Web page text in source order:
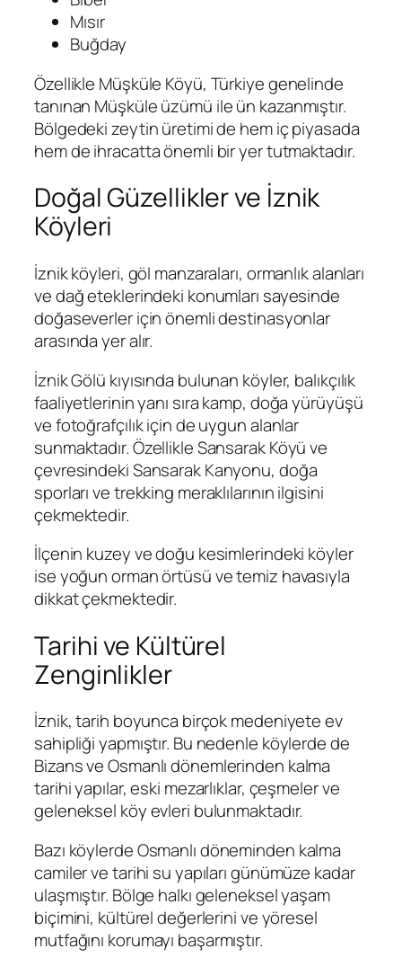
Mısır
Buğday
Özellikle Müşküle Köyü, Türkiye genelinde
tanınan Müşküle üzümü ile ün kazanmıştır.
Bölgedeki zeytin üretimi de hem iç piyasada
hem de ihracatta önemli bir yer tutmaktadır.
Doğal Güzellikler ve İznik
Köyleri
İznik köyleri, göl manzaraları, ormanlık alanları
ve dağ eteklerindeki konumları sayesinde
doğaseverler için önemli destinasyonlar
arasında yer alır.
İznik Gölü kıyısında bulunan köyler, balıkçılık
faaliyetlerinin yanı sıra kamp, doğa yürüyüşü
ve fotoğrafçılık için de uygun alanlar
sunmaktadır. Özellikle Sansarak Köyü ve
çevresindeki Sansarak Kanyonu, doğa
sporları ve trekking meraklılarının ilgisini
çekmektedir.
İlçenin kuzey ve doğu kesimlerindeki köyler
ise yoğun orman örtüsü ve temiz havasıyla
dikkat çekmektedir.
Tarihi ve Kültürel
Zenginlikler
İznik, tarih boyunca birçok medeniyete ev
sahipliği yapmıştır. Bu nedenle köylerde de
Bizans ve Osmanlı dönemlerinden kalma
tarihi yapılar, eski mezarlıklar, çeşmeler ve
geleneksel köy evleri bulunmaktadır.
Bazı köylerde Osmanlı döneminden kalma
camiler ve tarihi su yapıları günümüze kadar
ulaşmıştır. Bölge halkı geleneksel yaşam
biçimini, kültürel değerlerini ve yöresel
mutfağını korumayı başarmıştır.